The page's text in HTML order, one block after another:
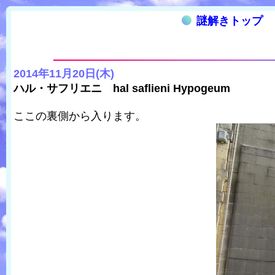
謎解きトップ
2014年11月20日(木)
ハル・サフリエニ hal saflieni Hypogeum
ここの裏側から入ります。